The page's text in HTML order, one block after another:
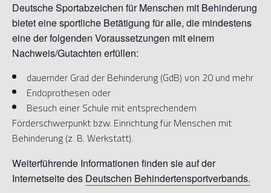
Deutsche Sportabzeichen für Menschen mit Behinderung
bietet eine sportliche Betätigung für alle, die mindestens
eine der folgenden Voraussetzungen mit einem
Nachweis/Gutachten erfüllen:
dauernder Grad der Behinderung (GdB) von 20 und mehr
Endoprothesen oder
Besuch einer Schule mit entsprechendem
Förderschwerpunkt bzw. Einrichtung für Menschen mit
Behinderung (z. B. Werkstatt).
Weiterführende Informationen finden sie auf der
Internetseite des Deutschen Behindertensportverbands.